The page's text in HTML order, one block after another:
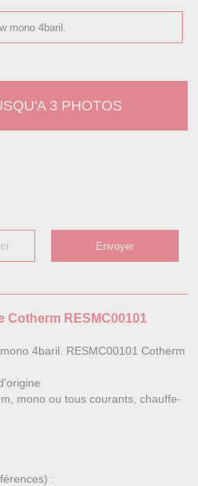
3 PHOTOS
Cotherm RESMC00101
4baril. RESMC00101 Cotherm
mono ou tous courants, chauffe-
: